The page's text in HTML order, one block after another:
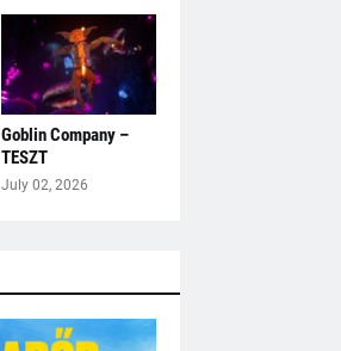
Goblin Company –
TESZT
July 02, 2026